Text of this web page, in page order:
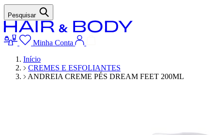
Pesquisar
Minha Conta
Início
CREMES E ESFOLIANTES
ANDREIA CREME PÉS DREAM FEET 200ML